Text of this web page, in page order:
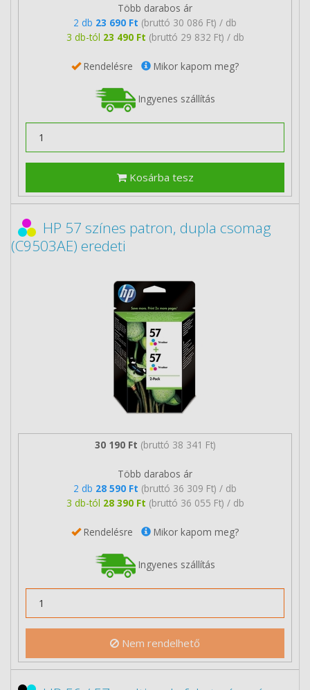
Több darabos ár
2 db 23 690 Ft (bruttó 30 086 Ft) / db
3 db-tól 23 490 Ft (bruttó 29 832 Ft) / db
Rendelésre Mikor kapom meg?
Ingyenes szállítás
Kosárba tesz
HP 57 színes patron, dupla csomag
(C9503AE) eredeti
30 190 Ft (bruttó 38 341 Ft)
Több darabos ár
2 db 28 590 Ft (bruttó 36 309 Ft) / db
3 db-tól 28 390 Ft (bruttó 36 055 Ft) / db
Rendelésre Mikor kapom meg?
Ingyenes szállítás
Nem rendelhető